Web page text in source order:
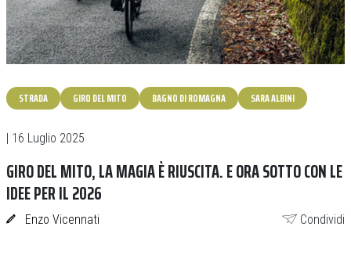
STRADA GIRO DEL MITO BAGNO DI ROMAGNA SARA ALBINI
| 16 Luglio 2025
GIRO DEL MITO, LA MAGIA È RIUSCITA. E ORA SOTTO CON LE
IDEE PER IL 2026
Enzo Vicennati Condividi